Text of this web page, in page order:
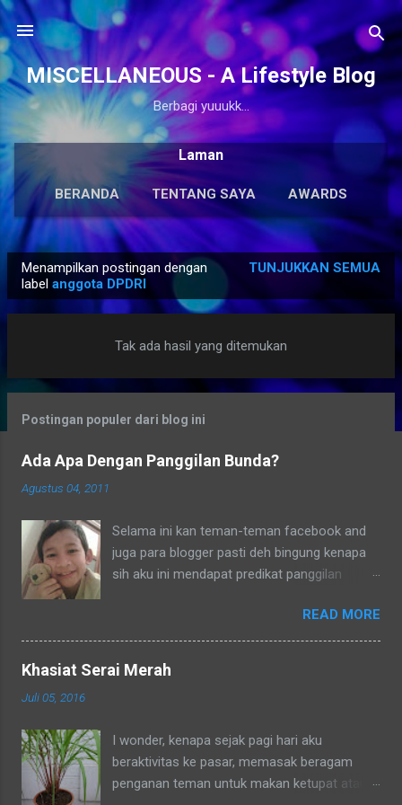
Langsung ke konten utama
MISCELLANEOUS - A Lifestyle Blog
Berbagi yuuukk...
Laman
BERANDA TENTANG SAYA AWARDS
ANTOLOGI LAINNYA… KARYA SOLO
o
i
n
Menampilkan postingan dengan
label anggota DPDRI
TUNJUKKAN SEMUA
Tak ada hasil yang ditemukan
Postingan populer dari blog ini
Ada Apa Dengan Panggilan Bunda?
Agustus 04, 2011
Selama ini kan teman-teman facebook and
juga para blogger pasti deh bingung kenapa
sih aku ini mendapat predikat panggilan
Indonesia yang baku bunda kan artinya ibu.
Lho? Koq? Aku dipanggil ibu oleh semua
yang kenal aku, termasuk tetangga-tetangga
satu penghuni di lingkungan RT ditempat
tinggal anakku yaitu Green Bintaro Residence.
Para ojeckers (yang udah kenal tentunya) pun
READ MORE
Khasiat Serai Merah
Juli 05, 2016
I wonder, kenapa sejak pagi hari aku
beraktivitas ke pasar, memasak beragam
penganan teman untuk makan ketupat atau